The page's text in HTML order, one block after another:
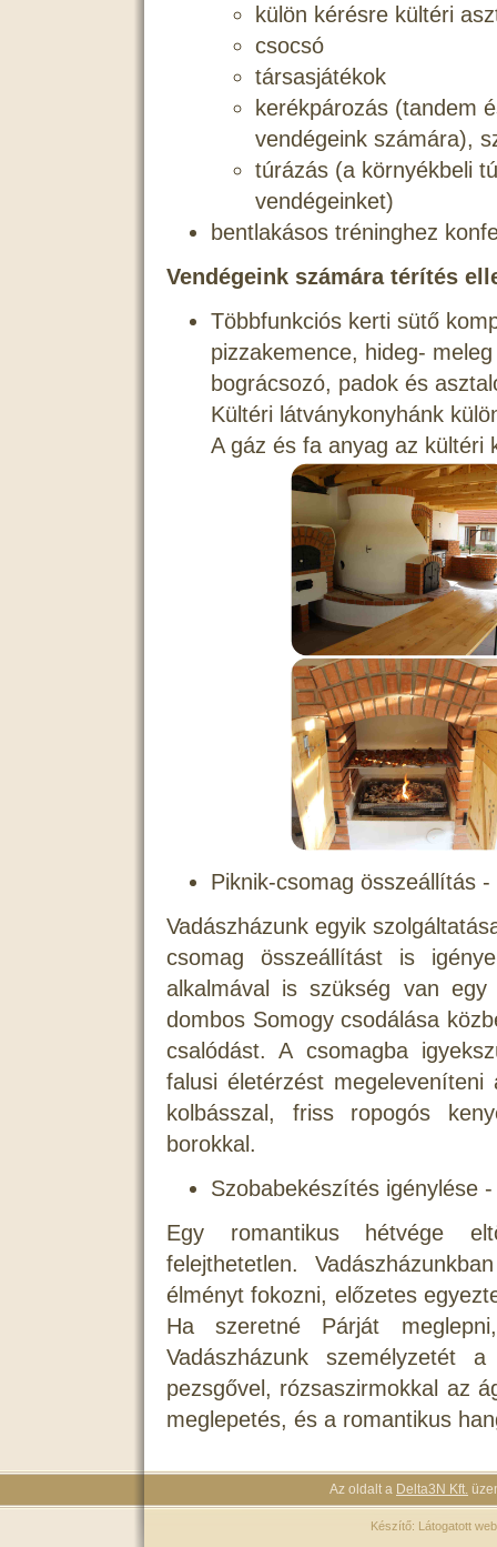
külön kérésre kültéri
csocsó
társasjátékok
kerékpározás (tandem
vendégeink számára),
túrázás (a környékbeli
vendégeinket)
bentlakásos tréninghez
Vendégeink számára térítés
Többfunkciós kerti sütő
pizzakemence, hideg-
bográcsozó, padok és
Kültéri látványkonyhánk
A gáz és fa anyag az kültéri
Piknik-csomag összeállítás
Vadászházunk egyik
csomag összeállítást is
alkalmával is szükség van
dombos Somogy csodálása
csalódást. A csomagba
falusi életérzést
kolbásszal, friss ropogós
borokkal.
Szobabekészítés igénylése
Egy romantikus hétvége
felejthetetlen.
élményt fokozni, előzetes
Ha szeretné Párját
Vadászházunk személyzetét
pezsgővel, rózsaszirmokkal az
meglepetés, és a romantikus
Az oldalt a Delta3N Kft.
Készítő: Látogatott